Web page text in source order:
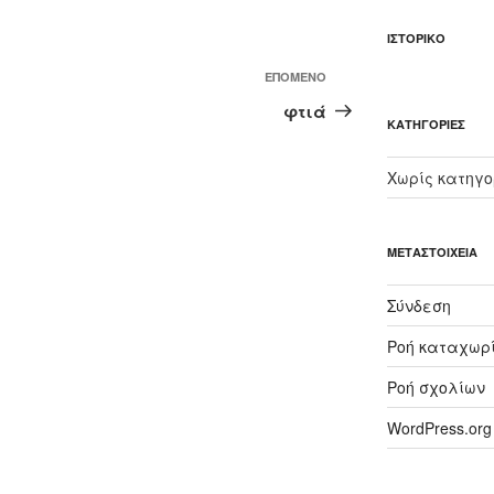
άρθρο
ΕΠΌΜΕΝΟ
φτιά
ΙΣΤΟΡΙΚΌ
KΑΤΗΓΟΡΊΕΣ
Χωρίς
ΜΕΤΑΣΤΟΙΧΕΊΑ
Σύνδεση
Ροή
Ροή σχολίων
WordPress.org